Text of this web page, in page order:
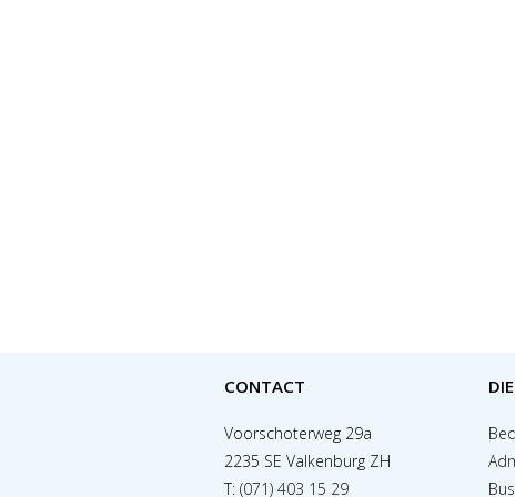
CONTACT
Voorschoterweg 29a
2235 SE Valkenburg ZH
T: (071) 403 15 29